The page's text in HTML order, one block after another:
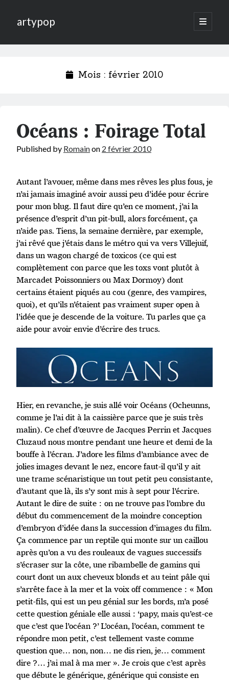
artypop
open
primary
Mois : février 2010
Océans : Foirage Total
Published by Romainon 2 février 2010
Autant l’avouer, même dans mes rêves les plus fous, je
n’ai jamais imaginé avoir aussi peu d’idée pour écrire
pour mon blug. Il faut dire qu’en ce moment, j’ai la
présence d’esprit d’un pit-bull, alors forcément, ça
n’aide pas. Tiens, la semaine dernière, par exemple,
j’ai rêvé que j’étais dans le métro qui va vers Villejuif,
dans un wagon chargé de toxicos (ce qui est
complètement con parce que les toxs vont plutôt à
Marcadet Poissonniers ou Max Dormoy) dont
certains étaient piqués au cou (genre, des vampires,
quoi), et qu’ils n’étaient pas vraiment super open à
l’idée que je descende de la voiture. Tu parles que ça
aide pour avoir envie d’écrire des trucs.
Hier, en revanche, je suis allé voir Océans (Ocheunns,
comme je l’ai dit à la caissière parce que je suis très
malin). Ce chef d’œuvre de Jacques Perrin et Jacques
Cluzaud nous montre pendant une heure et demi de la
bouffe à l’écran. J’adore les films d’ambiance avec de
jolies images devant le nez, encore faut-il qu’il y ait
une trame scénaristique un tout petit peu consistante,
d’autant que là, ils s’y sont mis à sept pour l’écrire.
Autant le dire de suite : on ne trouve pas l’ombre du
début du commencement de la moindre conception
d’embryon d’idée dans la succession d’images du film.
Ça commence par un reptile qui monte sur un caillou
après qu’on a vu des rouleaux de vagues successifs
s’écraser sur la côte, une ribambelle de gamins qui
court dont un aux cheveux blonds et au teint pâle qui
s’arrête face à la mer et la voix off commence : « Mon
petit-fils, qui est un peu génial sur les bords, m’a posé
cette question géniale elle aussi : ‘papy, mais qu’est-ce
que c’est que l’océan ?’ L’océan, l’océan, comment te
répondre mon petit, c’est tellement vaste comme
question que… non, non… ne dis rien, je… comment
dire ?… j’ai mal à ma mer ». Je crois que c’est après
que débute le générique, générique qui consiste en